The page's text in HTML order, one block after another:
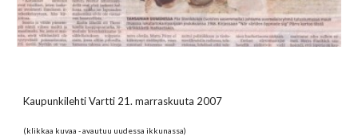
Kaupunkilehti Vartti 21. marraskuuta 2007
(klikkaa kuvaa - avautuu uudessa ikkunassa)